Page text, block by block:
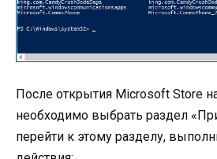
После открытия Microsoft Store
необходимо выбрать раздел
перейти к этому разделу,